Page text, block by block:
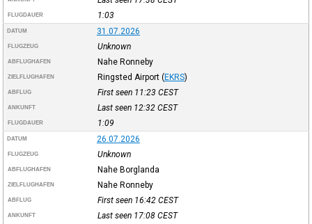
FLUGDAUER 1:03
DATUM 31.07.2026
FLUGZEUG Unknown
ABFLUGHAFEN Nahe Ronneby
ZIELFLUGHAFEN Ringsted Airport (EKRS)
ABFLUG First seen 11:23 CEST
ANKUNFT Last seen 12:32 CEST
FLUGDAUER 1:09
DATUM 26.07.2026
FLUGZEUG Unknown
ABFLUGHAFEN Nahe Borglanda
ZIELFLUGHAFEN Nahe Ronneby
ABFLUG First seen 16:42 CEST
ANKUNFT Last seen 17:08 CEST